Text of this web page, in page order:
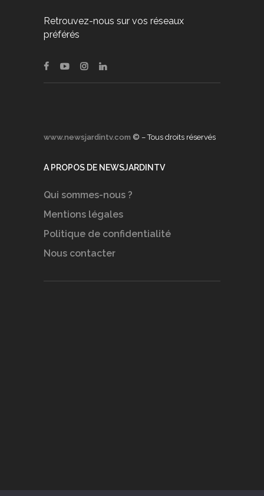
Retrouvez-nous sur vos réseaux
préférés
www.newsjardintv.com © – Tous droits réservés
A PROPOS DE NEWSJARDINTV
Qui sommes-nous ?
Mentions légales
Politique de confidentialité
Nous contacter